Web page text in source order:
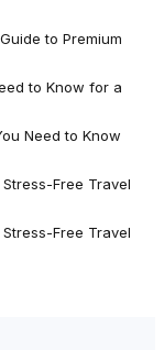
to Premium
to Know for a
Need to Know
Free Travel
Free Travel